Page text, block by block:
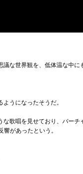
な世界観を、低体温な中
うになったそうだ。
歌唱を見せており、バー
があったという。